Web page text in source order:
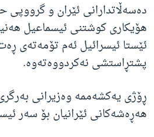
دەسەڵاتدارانی ئێران و گرووپی
هۆیکاری کوشتنی ئیسماعیل
ئێستا ئیسرائیل ئەم تۆمەتەی
پشتڕاستشی نەکردووەتەوە.
ڕۆژی یەکشەممە وەزیرانی
هەڕەشەکانی ئێرانیان بۆ سەر